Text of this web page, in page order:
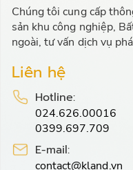
Chúng tôi cung cấp
sản khu công nghiệp,
ngoài, tư vấn dịch vụ
Liên hệ
Hotline:
024.626.00016
0399.697.709
E-mail:
contact@kland.vn